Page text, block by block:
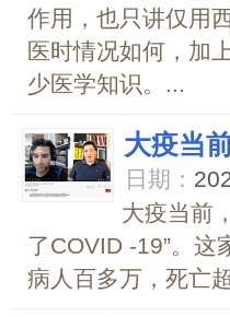
作用，也只讲仅用
医时情况如何，加
少医学知识。...
大疫当
日期：
大疫当前
了COVID -19”。
病人百多万，死亡